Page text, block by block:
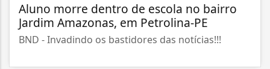
Aluno morre dentro de escola no bairro
Jardim Amazonas, em Petrolina-PE
BND - Invadindo os bastidores das notícias!!!